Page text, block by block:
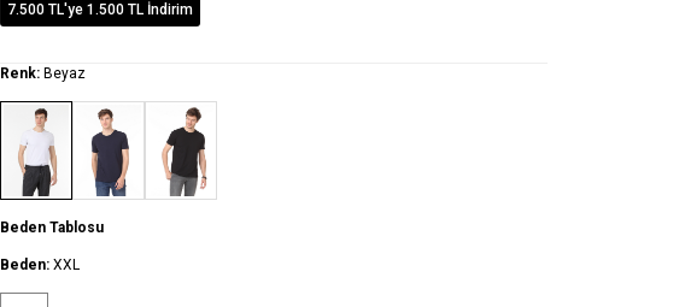
7.500 TL'ye 1.500 TL İndirim
Renk: Beyaz
Beden Tablosu
Beden: XXL